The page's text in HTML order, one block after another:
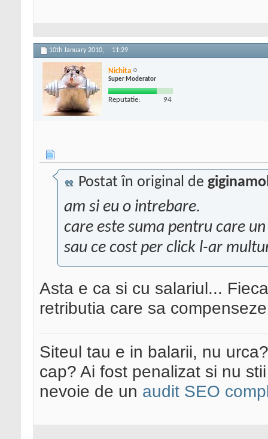
10th January 2010, 11:29
Nichita
Super Moderator
Reputatie: 94
Postat în original de
am si eu o intrebare.
care este suma pentru care
sau ce cost per click l-ar
Asta e ca si cu salariul...
retributia care sa
Siteul tau e in balarii, nu
cap? Ai fost penalizat si nu
nevoie de un audit SEO